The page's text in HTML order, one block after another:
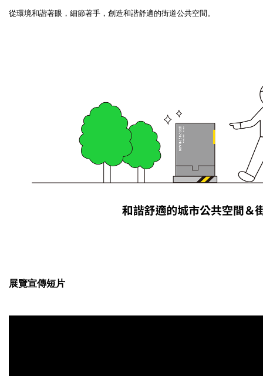
從環境和諧著眼，細節著手，創造和諧舒適的街道公共空間。
展覽宣傳短片